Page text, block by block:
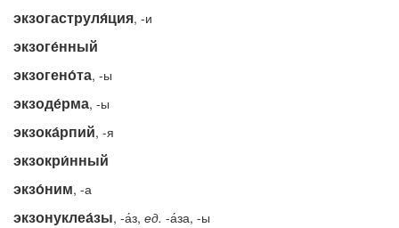
экзогаструля́ция, -и
экзоге́нный
экзогено́та, -ы
экзоде́рма, -ы
экзока́рпий, -я
экзокри́нный
экзо́ним, -а
экзонуклеа́зы, -а́з, ед. -а́за, -ы